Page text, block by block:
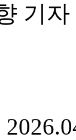
기자